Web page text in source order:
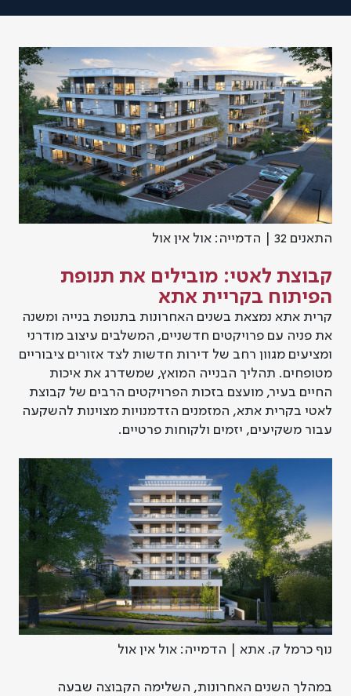
התאנים 32 | הדמייה: אול אין אול
קבוצת לאטי: מובילים את תנופת
הפיתוח בקריית אתא
קרית אתא נמצאת בשנים האחרונות בתנופת בנייה ומשנה
את פניה עם פרויקטים חדשניים, המשלבים עיצוב מודרני
ומציעים מגוון רחב של דירות חדשות לצד אזורים ציבוריים
מטופחים. תהליך הבנייה המואץ, שמשדרג את איכות
החיים בעיר, מועצם בזכות הפרויקטים הרבים של קבוצת
לאטי בקרית אתא, המזמנים הזדמנויות מצוינות להשקעה
עבור משקיעים, יזמים ולקוחות פרטיים.
נוף כרמל ק. אתא | הדמייה: אול אין אול
במהלך השנים האחרונות, השלימה הקבוצה שבעה